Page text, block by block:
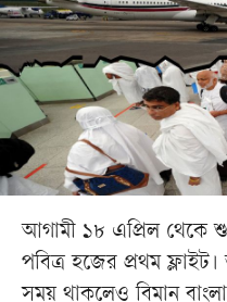
আগামী ১৮ এপ্রিল থেকে
পবিত্র হজের প্রথম
সময় থাকলেও বিমান